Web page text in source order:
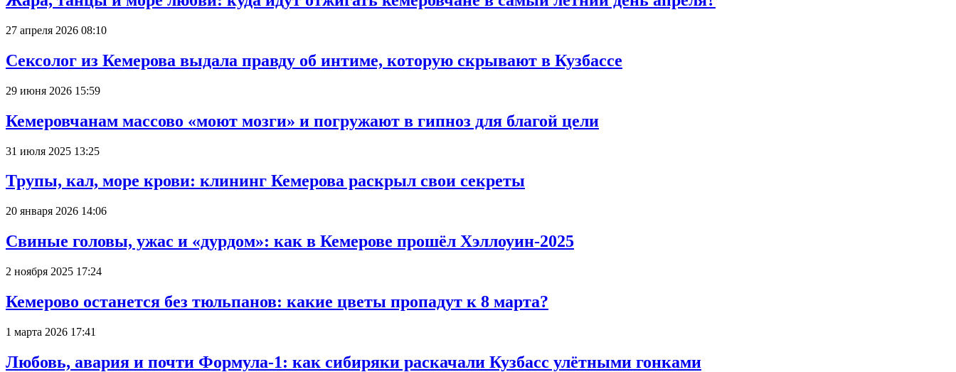
27 апреля 2026 08:10
Сексолог из Кемерова выдала правду об интиме, которую скрывают в Кузбассе
29 июня 2026 15:59
Кемеровчанам массово «моют мозги» и погружают в гипноз для благой цели
31 июля 2025 13:25
Трупы, кал, море крови: клининг Кемерова раскрыл свои секреты
20 января 2026 14:06
Свиные головы, ужас и «дурдом»: как в Кемерове прошёл Хэллоуин-2025
2 ноября 2025 17:24
Кемерово останется без тюльпанов: какие цветы пропадут к 8 марта?
1 марта 2026 17:41
Любовь, авария и почти Формула-1: как сибиряки раскачали Кузбасс улётными гонками